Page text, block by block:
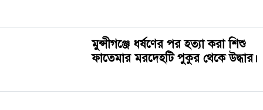
মুন্সীগঞ্জে ধর্ষণের পর হত্যা করা শিশু
ফাতেমার মরদেহটি পুকুর থেকে উদ্ধার।